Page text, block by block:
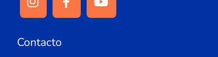
Contacto